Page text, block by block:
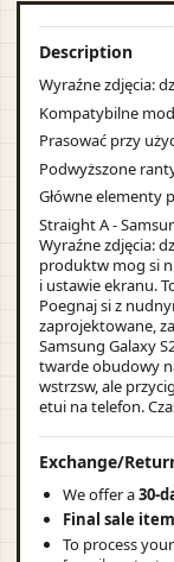
Description
Wyraźne zdjęcia:
Kompatybilne
Prasować przy
Podwyższone
Główne elementy
Straight A -
Wyraźne zdjęcia:
produktw mog si
i ustawie ekranu.
Poegnaj si z
zaprojektowane,
Samsung Galaxy
twarde obudowy
wstrzsw, ale
etui na telefon.
Exchange/
We offer a30-
Final sale
To process